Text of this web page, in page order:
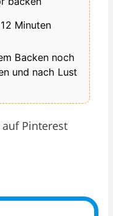
Minuten
Backen noch
und nach Lust
auf Pinterest